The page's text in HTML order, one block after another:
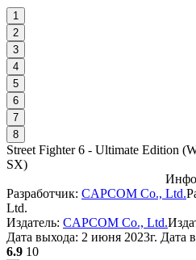
1
2
3
4
5
6
7
8
Street Fighter 6 - Ultimate Edition (
SX)
Инфо
Разработчик: CAPCOM Co., Ltd.
Ltd.
Издатель: CAPCOM Co., Ltd.
Дата выхода: 2 июня 2023г. Дата
6.9 10